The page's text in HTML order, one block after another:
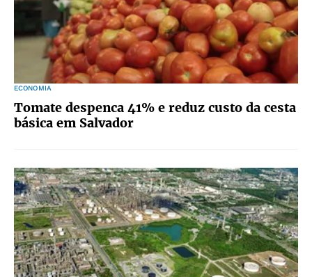
ECONOMIA
Tomate despenca 41% e reduz custo da cesta
básica em Salvador